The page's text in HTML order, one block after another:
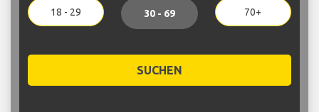
18 - 29 30 - 69 70+
SUCHEN